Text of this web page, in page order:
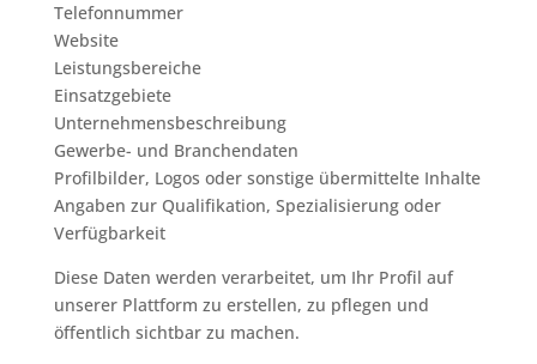
Telefonnummer
Website
Leistungsbereiche
Einsatzgebiete
Unternehmensbeschreibung
Gewerbe- und Branchendaten
Profilbilder, Logos oder sonstige übermittelte Inhalte
Angaben zur Qualifikation, Spezialisierung oder
Verfügbarkeit
Diese Daten werden verarbeitet, um Ihr Profil auf
unserer Plattform zu erstellen, zu pflegen und
öffentlich sichtbar zu machen.